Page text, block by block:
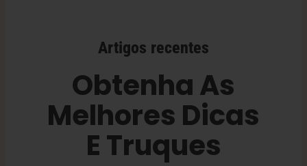
Artigos recentes
Obtenha As
Melhores Dicas
E Truques